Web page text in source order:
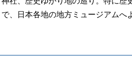
、日本各地の地方ミュージアムへ